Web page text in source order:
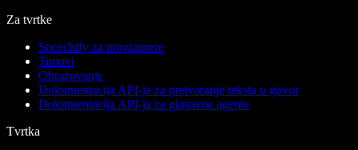
Za tvrtke
Speechify za programere
Timovi
Obrazovanje
Dokumentacija API-ja za pretvaranje teksta u govor
Dokumentacija API-ja za glasovne agente
Tvrtka